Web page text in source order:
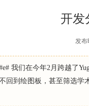
开发
发布
我们在今年2月跨越了
回到绘图板，甚至筛选学